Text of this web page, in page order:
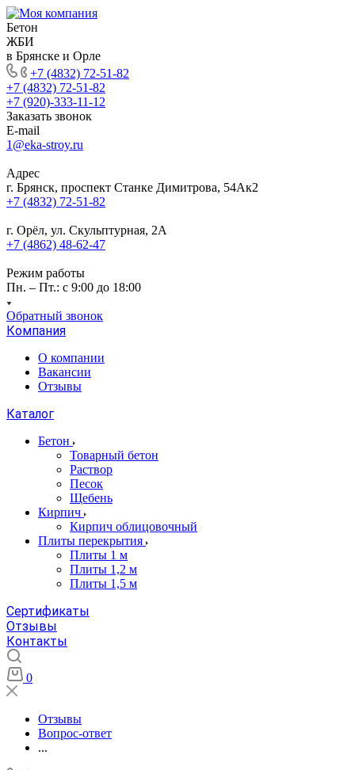
Бетон
ЖБИ
в Брянске и Орле
+7 (4832) 72-51-82
+7 (4832) 72-51-82
+7 (920)-333-11-12
Заказать звонок
E-mail
1@eka-stroy.ru
Адрес
г. Брянск, проспект Станке Димитрова, 54Ак2
+7 (4832) 72-51-82
г. Орёл, ул. Скульптурная, 2А
+7 (4862) 48-62-47
Режим работы
Пн. – Пт.: с 9:00 до 18:00
Обратный звонок
Компания
О компании
Вакансии
Отзывы
Каталог
Бетон
Товарный бетон
Раствор
Песок
Щебень
Кирпич
Кирпич облицовочный
Плиты перекрытия
Плиты 1 м
Плиты 1,2 м
Плиты 1,5 м
Сертификаты
Отзывы
Контакты
0
Отзывы
Вопрос-ответ
...